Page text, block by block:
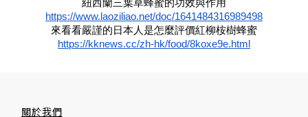
紐西蘭三葉草蜂蜜的功效與作用
https://www.laoziliao.net/doc/1641484316989498
來看看嚴謹的日本人是怎麼評價紅柳桉樹蜂蜜
https://kknews.cc/zh-hk/food/8koxe9e.html
關於我們